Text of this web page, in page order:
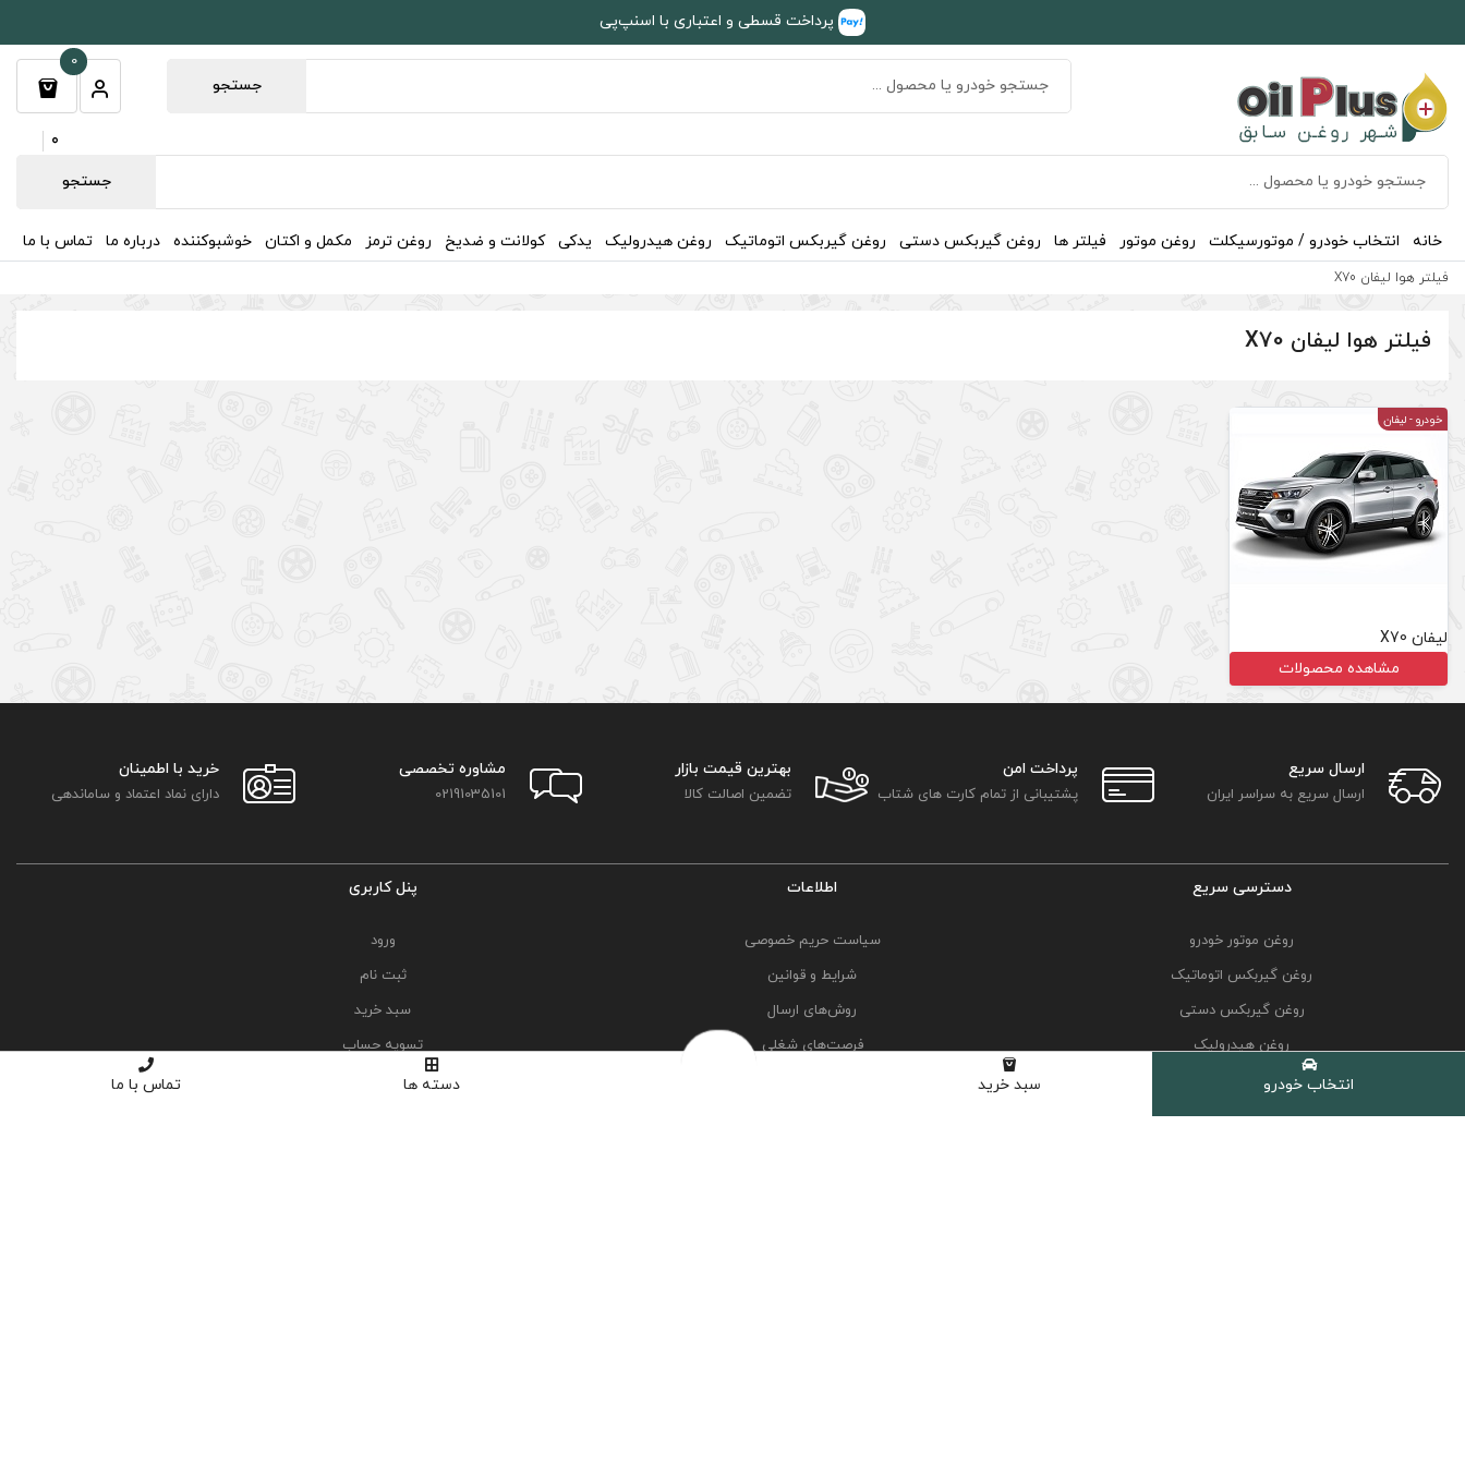
انتخاب خودرو سبد خرید دسته ها تماس با ما
پرداخت قسطی و اعتباری با اسنپ‌پی
جستجو
0
0
جستجو
خانه انتخاب خودرو / موتورسیکلت روغن موتور فیلتر ها روغن گیربکس دستی روغن گیربکس اتوماتیک روغن هیدرولیک یدکی کولانت و ضدیخ روغن ترمز مکمل و اکتان خوشبوکننده درباره ما تماس با ما
فیلتر هوا لیفان X70
فیلتر هوا لیفان X70
خودرو - لیفان
لیفان X70
مشاهده محصولات
ارسال سریع
ارسال سریع به سراسر ایران
پرداخت امن
پشتیبانی از تمام کارت های شتاب
بهترین قیمت بازار
تضمین اصالت کالا
مشاوره تخصصی
02191035101
خرید با اطمینان
دارای نماد اعتماد و ساماندهی
دسترسی سریع
روغن موتور خودرو
روغن گیربکس اتوماتیک
روغن گیربکس دستی
روغن هیدرولیک
کولانت، ضدیخ و ضدجوش
مکمل و اکتان
اطلاعات
سیاست حریم خصوصی
شرایط و قوانین
روش‌های ارسال
فرصت‌های شغلی
پنل کاربری
ورود
ثبت نام
سبد خرید
تسویه حساب